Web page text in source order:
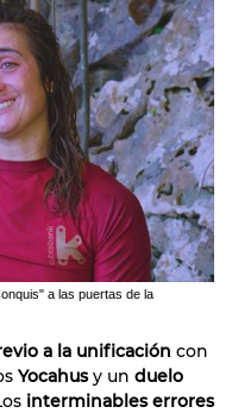
a las puertas de la
a la unificación con
Yocahusy un duelo
interminables errores